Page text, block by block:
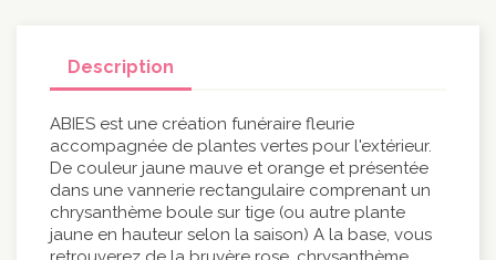
Description
ABIES est une création funéraire fleurie
accompagnée de plantes vertes pour l'extérieur.
De couleur jaune mauve et orange et présentée
dans une vannerie rectangulaire comprenant un
chrysanthème boule sur tige (ou autre plante
jaune en hauteur selon la saison) A la base, vous